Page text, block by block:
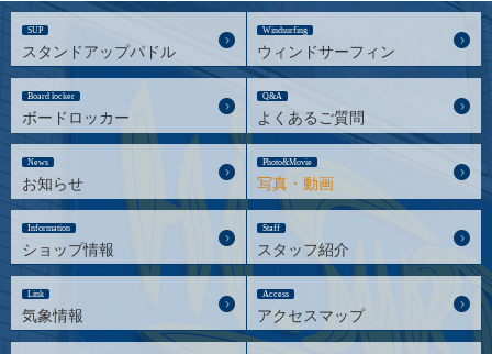
SUP
スタンドアップパドル
Windsurfing
ウィンドサーフィン
Board locker
ボードロッカー
Q&A
よくあるご質問
News
お知らせ
Photo&Movie
写真・動画
Information
ショップ情報
Staff
スタッフ紹介
Link
気象情報
Access
アクセスマップ